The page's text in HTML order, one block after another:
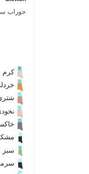
جوراب
کرم
سبز